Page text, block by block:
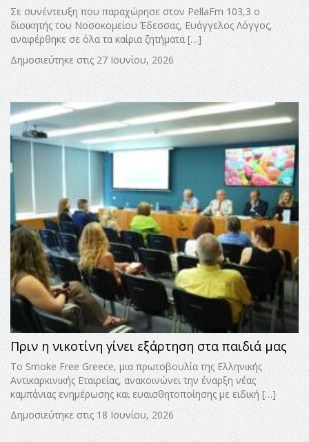
Σε συνέντευξη που παραχώρησε στον PellaFm 103,3 ο
διοικητής του Νοσοκομείου Έδεσσας, Ευάγγελος Λόγγος,
αναφέρθηκε σε όλα τα καίρια ζητήματα […]
Δημοσιεύτηκε στις 27 Ιουνίου, 2026
Πριν η νικοτίνη γίνει εξάρτηση στα παιδιά μας
Το Smoke Free Greece, μια πρωτοβουλία της Ελληνικής
Αντικαρκινικής Εταιρείας, ανακοινώνει την έναρξη νέας
καμπάνιας ενημέρωσης και ευαισθητοποίησης με ειδική […]
Δημοσιεύτηκε στις 18 Ιουνίου, 2026